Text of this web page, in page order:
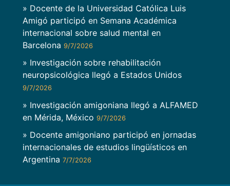
» Docente de la Universidad Católica Luis
Amigó participó en Semana Académica
internacional sobre salud mental en
Barcelona 9/7/2026
» Investigación sobre rehabilitación
neuropsicológica llegó a Estados Unidos
9/7/2026
» Investigación amigoniana llegó a ALFAMED
en Mérida, México 9/7/2026
» Docente amigoniano participó en jornadas
internacionales de estudios lingüísticos en
Argentina 7/7/2026